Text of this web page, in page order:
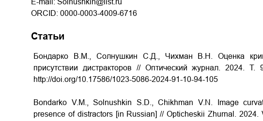
E-mail: Solnushkin@list.ru
ORCID: 0000-0003-4009-6716
Статьи
Бондарко В.М., Солнушкин С.Д., Чихман В.Н. Оценка
присутствии дистракторов // Оптический журнал. 2024.
http://doi.org/10.17586/1023-5086-2024-91-10-94-105
Bondarko V.M., Solnushkin S.D., Chikhman V.N. Image
presence of distractors [in Russian] // Opticheskii Zhurnal.